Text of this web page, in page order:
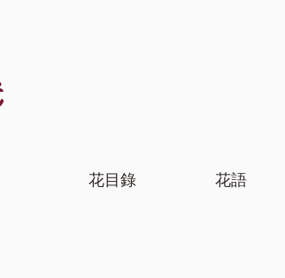
花目錄 花語